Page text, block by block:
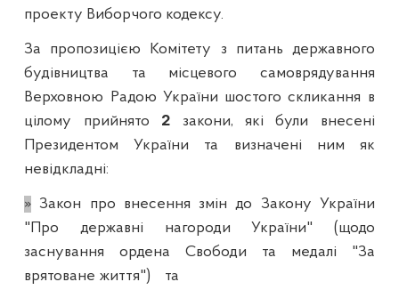
проекту Виборчого кодексу.
За пропозицією Комітету з питань державного
будівництва та місцевого самоврядування
Верховною Радою України шостого скликання в
цілому прийнято 2 закони, які були внесені
Президентом України та визначені ним як
невідкладні:
» Закон про внесення змін до Закону України
"Про державні нагороди України" (щодо
заснування ордена Свободи та медалі "За
врятоване життя")
та